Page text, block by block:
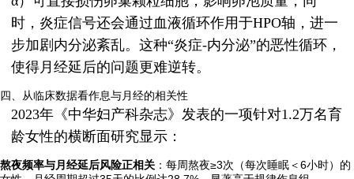
时，炎症信号还会通过血液循环作用于HPO轴，进一
步加剧内分泌紊乱。这种“炎症-内分泌”的恶性循环，
使得月经延后的问题更难逆转。
四、从临床数据看作息与月经的相关性
2023年《中华妇产科杂志》发表的一项针对1.2万名育
龄女性的横断面研究显示：
熬夜频率与月经延后风险正相关 ：每周熬夜≥3次（每次睡眠＜6小时）的